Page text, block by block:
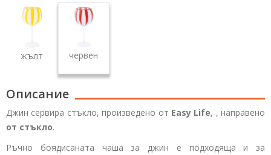
жълт червен
Описание
Джин сервира стъкло, произведено от Easy Life, , направено
от стъкло.
Ръчно боядисаната чаша за джин е подходяща и за